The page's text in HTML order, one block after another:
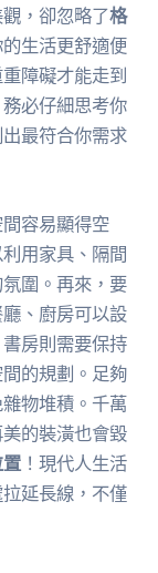
，卻忽略了格
生活更舒適便
障礙才能走到
必仔細思考你
最符合你需求
容易顯得空
用家具、隔間
圍。再來，要
、廚房可以設
房則需要保持
的規劃。足夠
物堆積。千萬
的裝潢也會毀
！現代人生活
延長線，不僅